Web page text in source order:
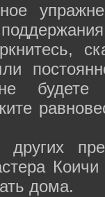
будете
других
дома.